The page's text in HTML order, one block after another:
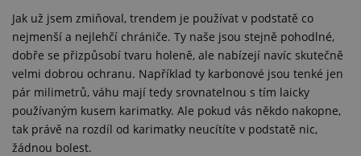
Jak už jsem zmiňoval, trendem je používat v podstatě co
nejmenší a nejlehčí chrániče. Ty naše jsou stejně pohodlné,
dobře se přizpůsobí tvaru holeně, ale nabízejí navíc skutečně
velmi dobrou ochranu. Například ty karbonové jsou tenké jen
pár milimetrů, váhu mají tedy srovnatelnou s tím laicky
používaným kusem karimatky. Ale pokud vás někdo nakopne,
tak právě na rozdíl od karimatky neucítíte v podstatě nic,
žádnou bolest.